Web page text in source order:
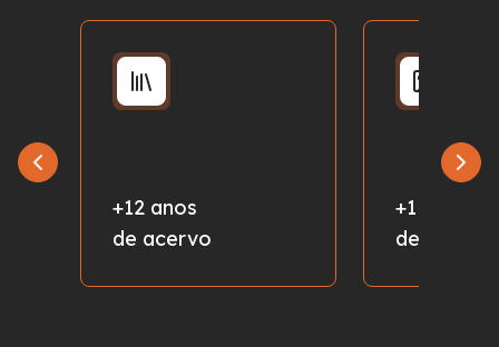
+12 anos
de acervo
+1 milhão
de fotos